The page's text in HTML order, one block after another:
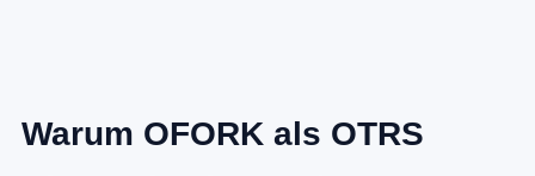
Warum OFORK als OTRS